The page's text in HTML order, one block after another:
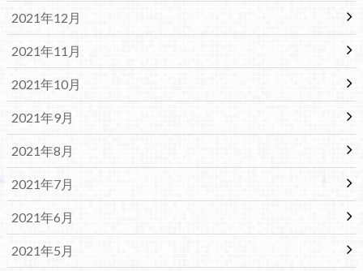
2021年12月
2021年11月
2021年10月
2021年9月
2021年8月
2021年7月
2021年6月
2021年5月